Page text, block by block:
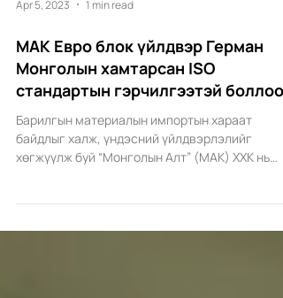
Apr 5, 2023 1 min read
МАК Евро блок үйлдвэр Герман
Монголын хамтарсан ISO
стандартын гэрчилгээтэй боллоо
байдлыг халж, үндэсний үйлдвэрлэлийг
хөгжүүлж буй “Монголын Алт” (МАК) ХХК нь